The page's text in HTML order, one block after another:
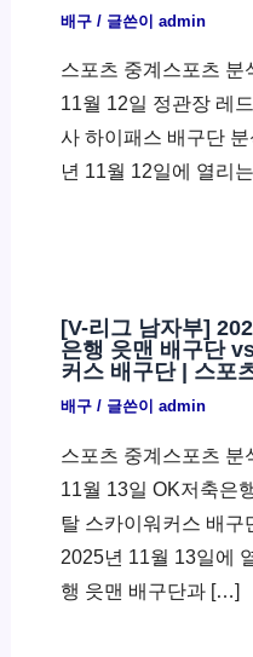
배구/ 글쓴이 admin
스포츠 중계스포츠 분
11월 12일 정관장 레
사 하이패스 배구단
년 11월 12일에 열리
[V-리그 남자부]
은행 읏맨 배구단
커스 배구단 | 스포
배구/ 글쓴이 admin
스포츠 중계스포츠 분
11월 13일 OK저축은
탈 스카이워커스 배구
2025년 11월 13일에
행 읏맨 배구단과 […]